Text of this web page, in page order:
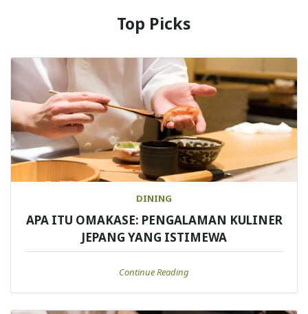
Top Picks
DINING
APA ITU OMAKASE: PENGALAMAN KULINER
JEPANG YANG ISTIMEWA
Continue Reading